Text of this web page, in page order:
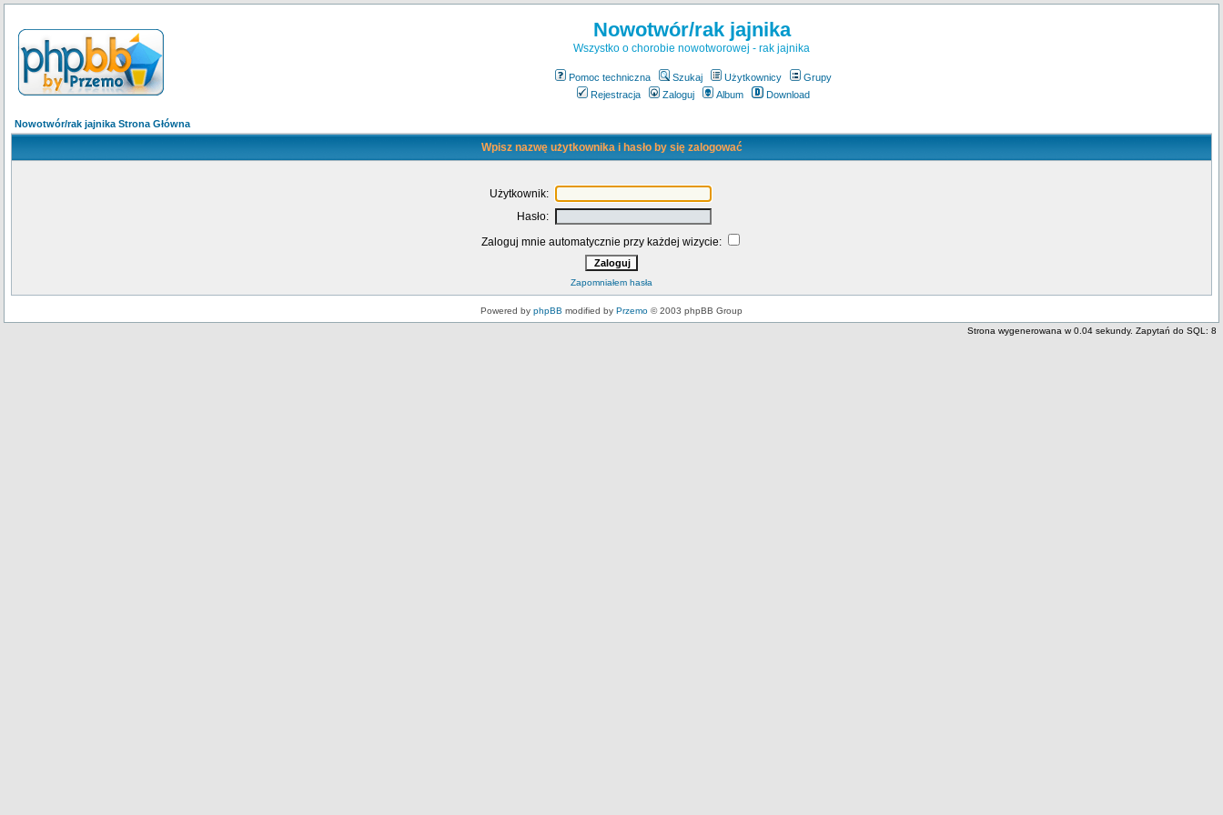
Nowotwór/rak jajnika
Wszystko o chorobie nowotworowej - rak jajnika
Pomoc techniczna Szukaj Użytkownicy
Grupy
Rejestracja
Zaloguj Album Download
Nowotwór/rak jajnika Strona Główna
Wpisz nazwę użytkownika i hasło by się zalogować
Użytkownik:
Hasło:
Zaloguj mnie automatycznie przy każdej wizycie:
Zapomniałem hasła
Powered by phpBB modified by Przemo © 2003 phpBB Group
Strona wygenerowana w 0.04 sekundy. Zapytań do SQL: 8